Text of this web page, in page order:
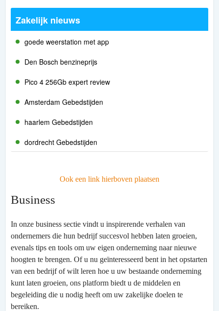
Zakelijk nieuws
goede weerstation met app
Den Bosch benzineprijs
Pico 4 256Gb expert review
Amsterdam Gebedstijden
haarlem Gebedstijden
dordrecht Gebedstijden
Ook een link hierboven plaatsen
Business
In onze business sectie vindt u inspirerende verhalen van
ondernemers die hun bedrijf succesvol hebben laten groeien,
evenals tips en tools om uw eigen onderneming naar nieuwe
hoogten te brengen. Of u nu geïnteresseerd bent in het opstarten
van een bedrijf of wilt leren hoe u uw bestaande onderneming
kunt laten groeien, ons platform biedt u de middelen en
begeleiding die u nodig heeft om uw zakelijke doelen te
bereiken.